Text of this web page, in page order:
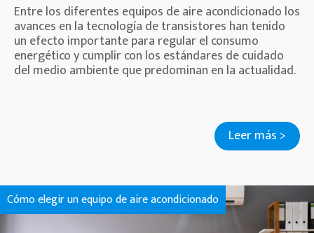
Entre los diferentes equipos de aire acondicionado los
avances en la tecnología de transistores han tenido
un efecto importante para regular el consumo
energético y cumplir con los estándares de cuidado
del medio ambiente que predominan en la actualidad.
Leer más >
Cómo elegir un equipo de aire acondicionado